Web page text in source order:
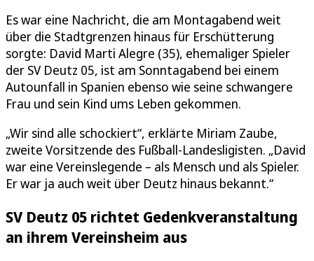
Es war eine Nachricht, die am Montagabend weit
über die Stadtgrenzen hinaus für Erschütterung
sorgte: David Marti Alegre (35), ehemaliger Spieler
der SV Deutz 05, ist am Sonntagabend bei einem
Autounfall in Spanien ebenso wie seine schwangere
Frau und sein Kind ums Leben gekommen.
„Wir sind alle schockiert“, erklärte Miriam Zaube,
zweite Vorsitzende des Fußball-Landesligisten. „David
war eine Vereinslegende – als Mensch und als Spieler.
Er war ja auch weit über Deutz hinaus bekannt.“
SV Deutz 05 richtet Gedenkveranstaltung
an ihrem Vereinsheim aus